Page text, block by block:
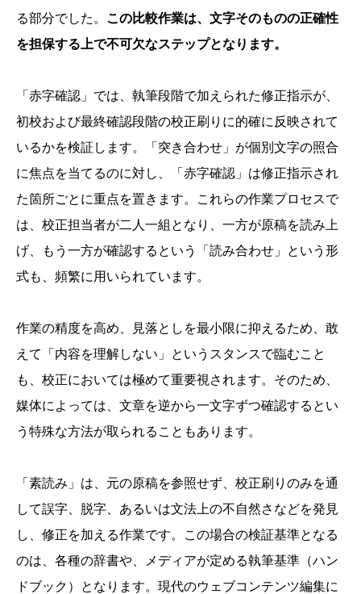
る部分でした。 この比較作業は、文字そのものの正確性
を担保する上で不可欠なステップとなります。
「赤字確認」では、執筆段階で加えられた修正指示が、
初校および最終確認段階の校正刷りに的確に反映されて
いるかを検証します。「突き合わせ」が個別文字の照合
に焦点を当てるのに対し、「赤字確認」は修正指示され
た箇所ごとに重点を置きます。これらの作業プロセスで
は、校正担当者が二人一組となり、一方が原稿を読み上
げ、もう一方が確認するという「読み合わせ」という形
式も、頻繁に用いられています。
作業の精度を高め、見落としを最小限に抑えるため、敢
えて「内容を理解しない」というスタンスで臨むこと
も、校正においては極めて重要視されます。そのため、
媒体によっては、文章を逆から一文字ずつ確認するとい
う特殊な方法が取られることもあります。
「素読み」は、元の原稿を参照せず、校正刷りのみを通
して誤字、脱字、あるいは文法上の不自然さなどを発見
し、修正を加える作業です。この場合の検証基準となる
のは、各種の辞書や、メディアが定める執筆基準（ハン
ドブック）となります。現代のウェブコンテンツ編集に